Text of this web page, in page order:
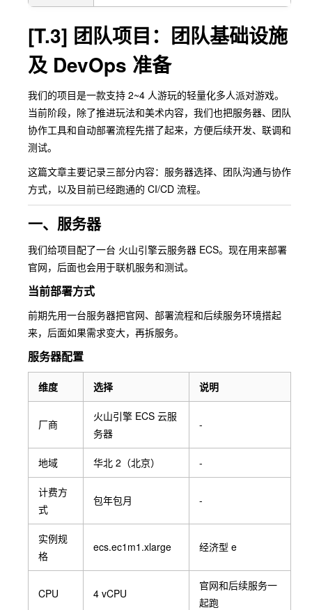
[T.3] 团队项目：团队基础设施
及 DevOps 准备
我们的项目是一款支持 2~4 人游玩的轻量化多人派对游戏。
当前阶段，除了推进玩法和美术内容，我们也把服务器、团队
协作工具和自动部署流程先搭了起来，方便后续开发、联调和
测试。
这篇文章主要记录三部分内容：服务器选择、团队沟通与协作
方式，以及目前已经跑通的 CI/CD 流程。
一、服务器
我们给项目配了一台 火山引擎云服务器 ECS。现在用来部署
官网，后面也会用于联机服务和测试。
当前部署方式
前期先用一台服务器把官网、部署流程和后续服务环境搭起
来，后面如果需求变大，再拆服务。
服务器配置
维度 选择 说明
厂商
火山引擎 ECS 云服
务器
-
地域 华北 2（北京） -
计费方
式
包年包月 -
实例规
格
ecs.ec1m1.xlarge 经济型 e
CPU 4 vCPU
官网和后续服务一
起跑